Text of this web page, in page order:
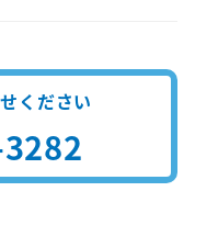
ください